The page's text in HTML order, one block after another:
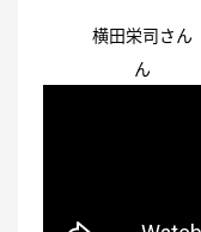
横田栄
ん